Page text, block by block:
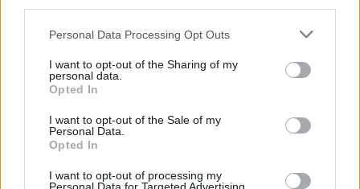
Please note that this website/app uses one or more Google
not limited to your visit or usage behaviour. You may click to
grant or deny consent to Google and its third-party tags to
use your data for below specified purposes in below Google
consent section.
Personal Data Processing Opt Outs
I want to opt-out of the Sharing of my
personal data.
Opted In
I want to opt-out of the Sale of my
Personal Data.
Opted In
I want to opt-out of processing my
ECONOMÍA